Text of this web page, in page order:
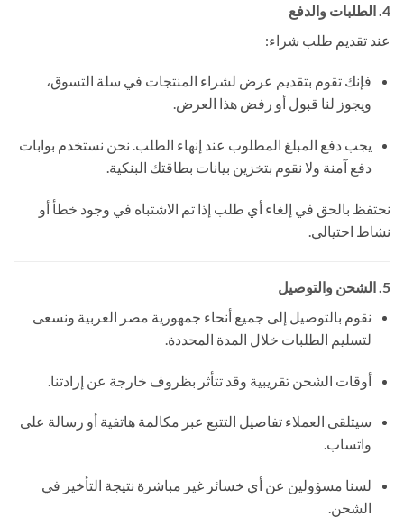
4. الطلبات والدفع
عند تقديم طلب شراء:
فإنك تقوم بتقديم عرض لشراء المنتجات في سلة التسوق،
ويجوز لنا قبول أو رفض هذا العرض.
يجب دفع المبلغ المطلوب عند إنهاء الطلب. نحن نستخدم بوابات
دفع آمنة ولا نقوم بتخزين بيانات بطاقتك البنكية.
نحتفظ بالحق في إلغاء أي طلب إذا تم الاشتباه في وجود خطأ أو
نشاط احتيالي.
5. الشحن والتوصيل
نقوم بالتوصيل إلى جميع أنحاء جمهورية مصر العربية ونسعى
لتسليم الطلبات خلال المدة المحددة.
أوقات الشحن تقريبية وقد تتأثر بظروف خارجة عن إرادتنا.
سيتلقى العملاء تفاصيل التتبع عبر مكالمة هاتفية أو رسالة على
واتساب.
لسنا مسؤولين عن أي خسائر غير مباشرة نتيجة التأخير في
الشحن.